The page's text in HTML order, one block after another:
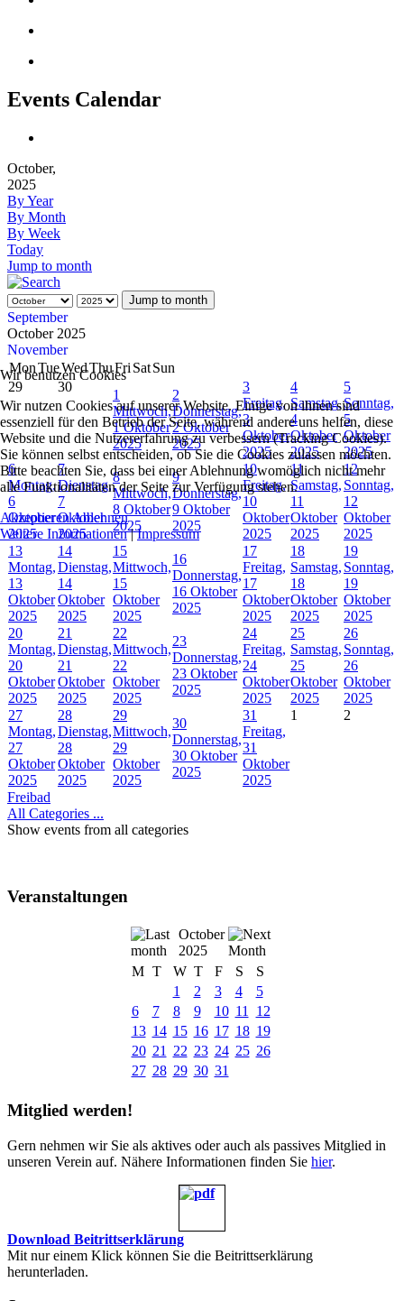
Events Calendar
October,
2025
By Year
By Month
By Week
Today
Jump to month
Jump to month
September
October 2025
November
MonTueWedThuFri SatSun
29
30
1
Mittwoch,
1 Oktober
2025
2
Donnerstag,
2 Oktober
2025
3
Freitag,
3
Oktober
2025
4
Samstag,
4
Oktober
2025
5
Sonntag,
5
Oktober
2025
6
Montag,
6
Oktober
2025
7
Dienstag,
7
Oktober
2025
8
Mittwoch,
8 Oktober
2025
9
Donnerstag,
9 Oktober
2025
10
Freitag,
10
Oktober
2025
11
Samstag,
11
Oktober
2025
12
Sonntag,
12
Oktober
2025
13
Montag,
13
Oktober
2025
14
Dienstag,
14
Oktober
2025
15
Mittwoch,
15
Oktober
2025
16
Donnerstag,
16 Oktober
2025
17
Freitag,
17
Oktober
2025
18
Samstag,
18
Oktober
2025
19
Sonntag,
19
Oktober
2025
20
Montag,
20
Oktober
2025
21
Dienstag,
21
Oktober
2025
22
Mittwoch,
22
Oktober
2025
23
Donnerstag,
23 Oktober
2025
24
Freitag,
24
Oktober
2025
25
Samstag,
25
Oktober
2025
26
Sonntag,
26
Oktober
2025
27
Montag,
27
Oktober
2025
28
Dienstag,
28
Oktober
2025
29
Mittwoch,
29
Oktober
2025
30
Donnerstag,
30 Oktober
2025
31
Freitag,
31
Oktober
2025
1 2
Freibad
All Categories ...
Show events from all categories
Veranstaltungen
October
2025
M T W T F S
S
1
2 3 4
5
6
7 8 9 10 11
12
13 14 15 16 17 18 19
20 21 22 23 24 25 26
27 28 29 30 31
Mitglied werden!
Gern nehmen wir Sie als aktives oder auch als passives Mitglied in
unseren Verein auf. Nähere Informationen finden Sie hier.
Download Beitrittserklärung
Mit nur einem Klick können Sie die Beitrittserklärung
herunterladen.
Wir benutzen Cookies
Wir nutzen Cookies auf unserer Website. Einige von ihnen sind
essenziell für den Betrieb der Seite, während andere uns helfen, diese
Website und die Nutzererfahrung zu verbessern (Tracking Cookies).
Sie können selbst entscheiden, ob Sie die Cookies zulassen möchten.
Bitte beachten Sie, dass bei einer Ablehnung womöglich nicht mehr
alle Funktionalitäten der Seite zur Verfügung stehen.
AkzeptierenAblehnen
Weitere Informationen|Impressum